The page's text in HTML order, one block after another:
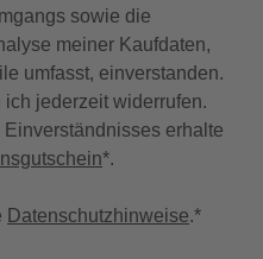
sowie die
meiner Kaufdaten,
umfasst, einverstanden.
jederzeit widerrufen.
erhalte
*.
Datenschutzhinweise.